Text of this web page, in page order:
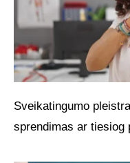
Sveikatingumo
sprendimas ar tiesiog